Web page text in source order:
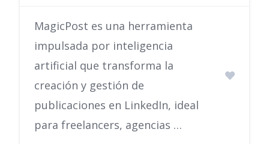
MagicPost es una herramienta
impulsada por inteligencia
artificial que transforma la
creación y gestión de
publicaciones en LinkedIn, ideal
para freelancers, agencias …